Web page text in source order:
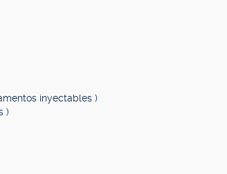
inyectables )
)